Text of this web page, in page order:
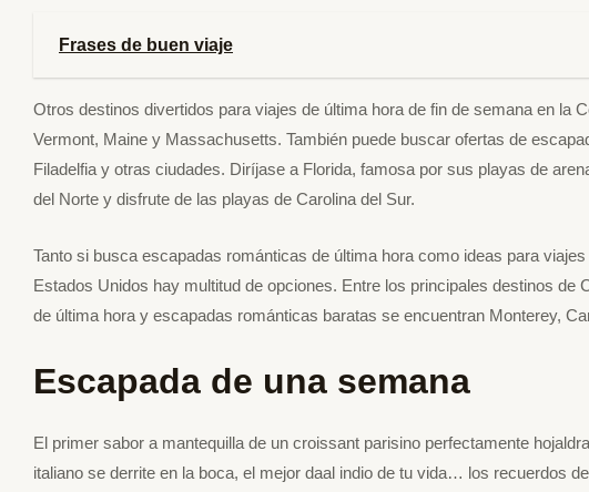
Frases de buen viaje
Otros destinos divertidos para viajes de última hora de fin de semana en la
Vermont, Maine y Massachusetts. También puede buscar ofertas de
Filadelfia y otras ciudades. Diríjase a Florida, famosa por sus playas de
del Norte y disfrute de las playas de Carolina del Sur.
Tanto si busca escapadas románticas de última hora como ideas para
Estados Unidos hay multitud de opciones. Entre los principales destinos de
de última hora y escapadas románticas baratas se encuentran Monterey,
Escapada de una semana
El primer sabor a mantequilla de un croissant parisino perfectamente
italiano se derrite en la boca, el mejor daal indio de tu vida… los recuerdos